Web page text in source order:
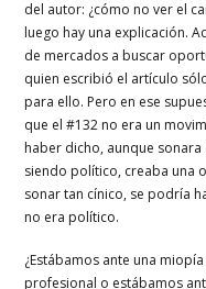
del autor: ¿cómo no ver el
luego hay una explicación.
de mercados a buscar
quien escribió el artículo
para ello. Pero en ese
que el #132 no era un
haber dicho, aunque
siendo político, creaba una
sonar tan cínico, se podría
no era político.
¿Estábamos ante una
profesional o estábamos